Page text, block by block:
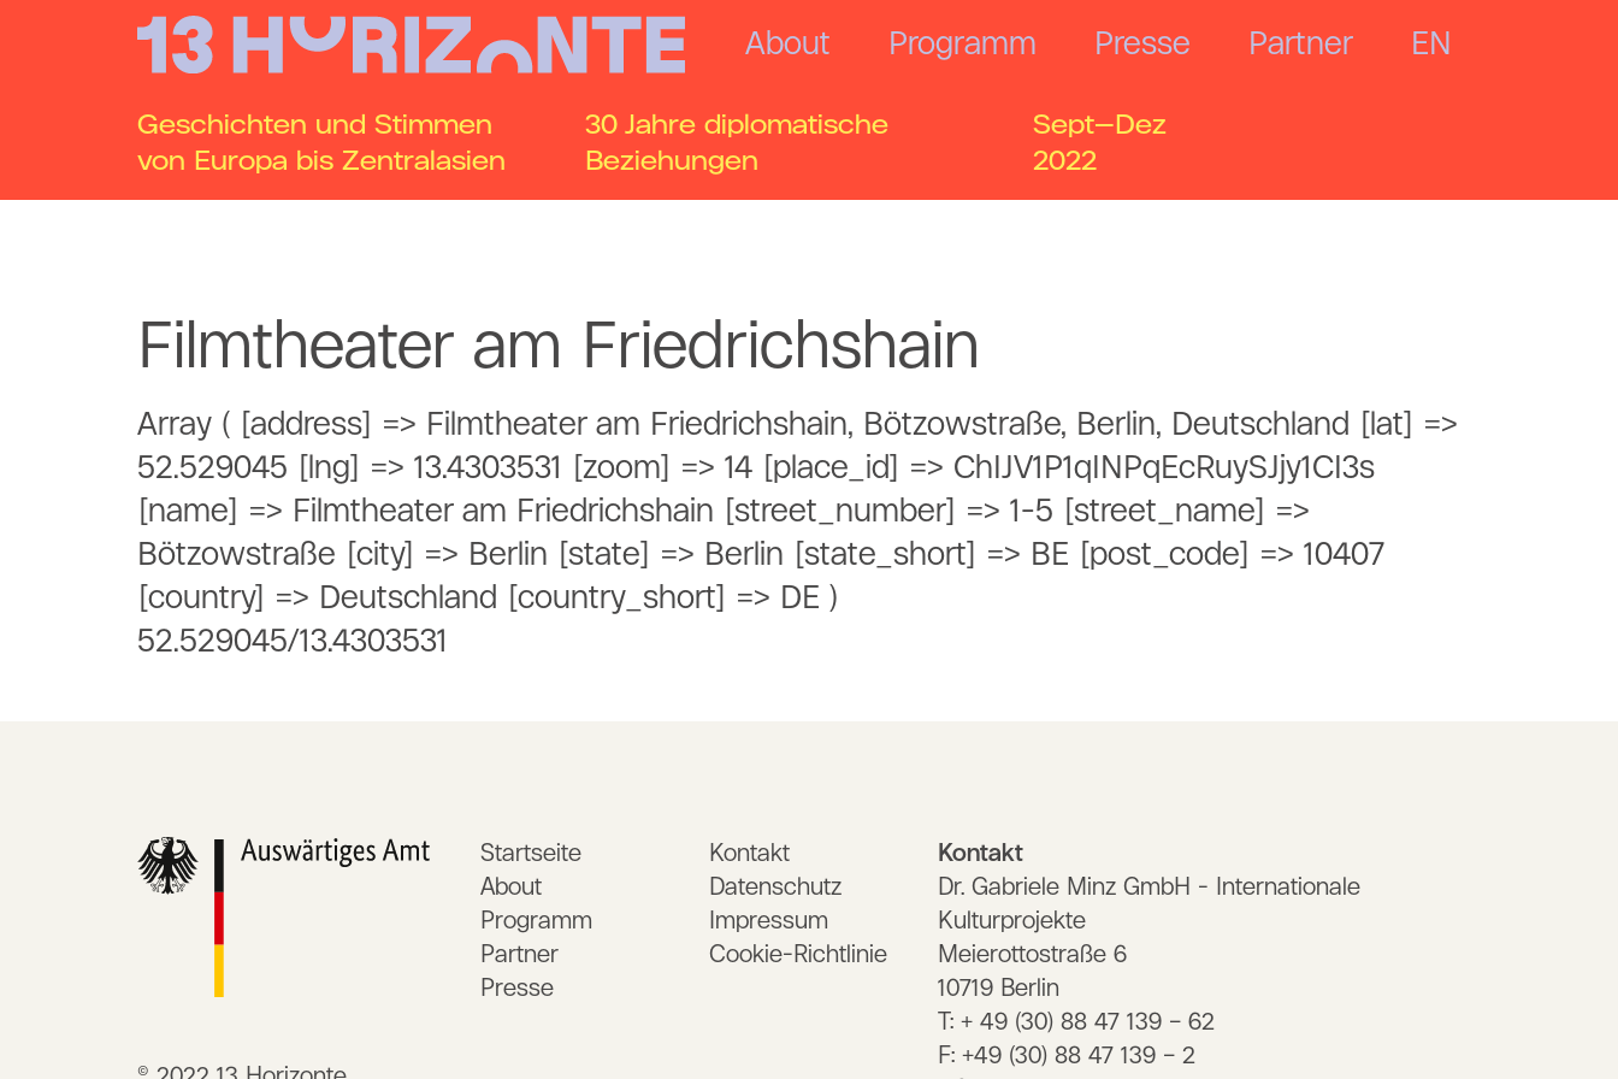
About Programm Presse Partner EN
Geschichten und Stimmen
von Europa bis Zentralasien
30 Jahre diplomatische
Beziehungen
Sept—Dez
2022
Filmtheater am Friedrichshain
Array ( [address] => Filmtheater am Friedrichshain, Bötzowstraße, Berlin, Deutschland [lat] =>
52.529045 [lng] => 13.4303531 [zoom] => 14 [place_id] => ChIJV1P1qINPqEcRuySJjy1CI3s
[name] => Filmtheater am Friedrichshain [street_number] => 1-5 [street_name] =>
Bötzowstraße [city] => Berlin [state] => Berlin [state_short] => BE [post_code] => 10407
[country] => Deutschland [country_short] => DE )
52.529045/13.4303531
Startseite
About
Programm
Partner
Presse
Kontakt
Datenschutz
Impressum
Cookie-Richtlinie
Kontakt
Dr. Gabriele Minz GmbH - Internationale
Kulturprojekte
Meierottostraße 6
10719 Berlin
T: + 49 (30) 88 47 139 – 62
F: +49 (30) 88 47 139 – 2